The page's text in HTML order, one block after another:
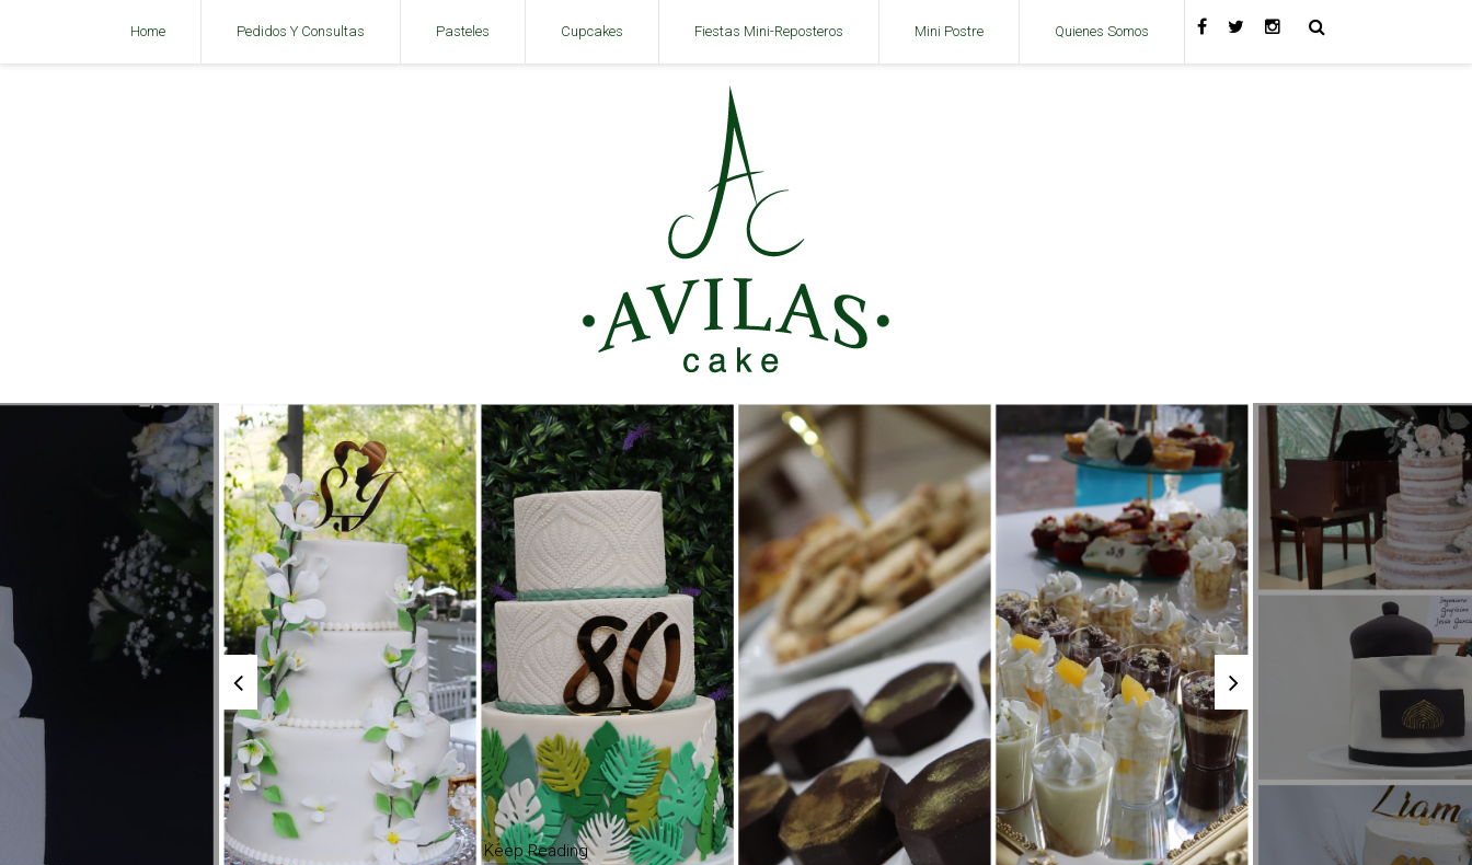
Home Pedidos Y Consultas Pasteles Cupcakes Fiestas Mini-Reposteros Mini Postre Quienes Somos
Keep Reading